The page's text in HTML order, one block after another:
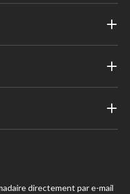
directement par e-mail